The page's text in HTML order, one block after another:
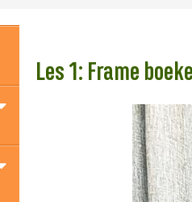
Les 1: Frame